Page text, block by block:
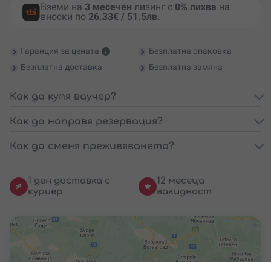
Вземи на 3 месечен лизинг с 0% лихва на
вноски по 26.33€ / 51.5лв.
Гаранция за цената
Безплатна опаковка
Безплатна доставка
Безплатна замяна
Как да купя ваучер?
Как да направя резервация?
Как да сменя преживяването?
1 ден доставка с
куриер
12 месеца
валидност